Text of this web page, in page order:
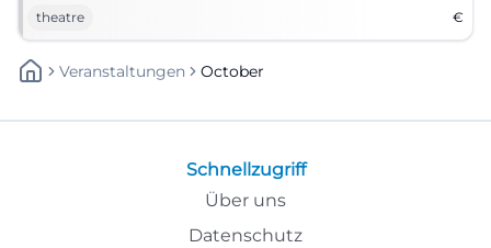
theatre
€
Veranstaltungen October
Schnellzugriff
Über uns
Datenschutz